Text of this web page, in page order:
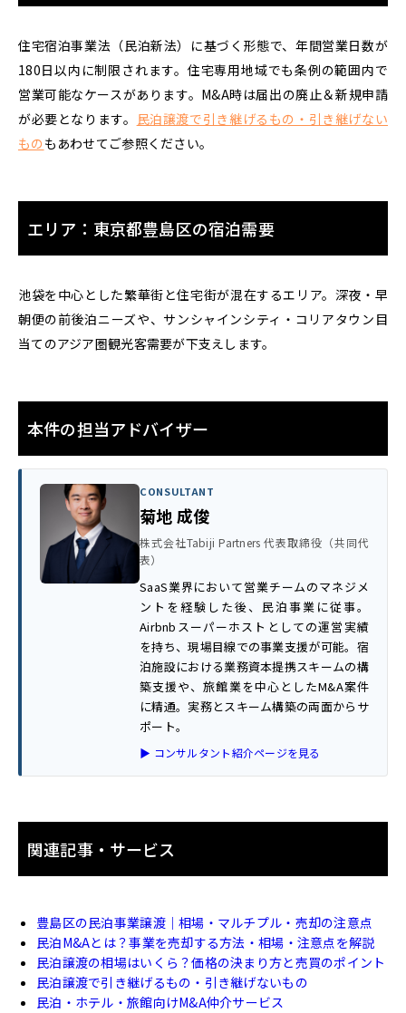
住宅宿泊事業法（民泊新法）に基づく形態で、年間営業日数が
180日以内に制限されます。住宅専用地域でも条例の範囲内で
営業可能なケースがあります。M&A時は届出の廃止＆新規申請
が必要となります。 民泊譲渡で引き継げるもの・引き継げない
もの もあわせてご参照ください。
エリア：東京都豊島区の宿泊需要
池袋を中心とした繁華街と住宅街が混在するエリア。深夜・早
朝便の前後泊ニーズや、サンシャインシティ・コリアタウン目
当てのアジア圏観光客需要が下支えします。
本件の担当アドバイザー
CONSULTANT
菊地 成俊
株式会社Tabiji Partners 代表取締役（共同代
表）
SaaS業界において営業チームのマネジメ
ントを経験した後、民泊事業に従事。
Airbnbスーパーホストとしての運営実績
を持ち、現場目線での事業支援が可能。宿
泊施設における業務資本提携スキームの構
築支援や、旅館業を中心としたM&A案件
に精通。実務とスキーム構築の両面からサ
ポート。
▶ コンサルタント紹介ページを見る
関連記事・サービス
豊島区の民泊事業譲渡｜相場・マルチプル・売却の注意点
民泊M&Aとは？事業を売却する方法・相場・注意点を解説
民泊譲渡の相場はいくら？価格の決まり方と売買のポイント
民泊譲渡で引き継げるもの・引き継げないもの
民泊・ホテル・旅館向けM&A仲介サービス